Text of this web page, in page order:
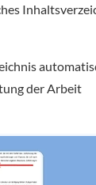
der Arbeit